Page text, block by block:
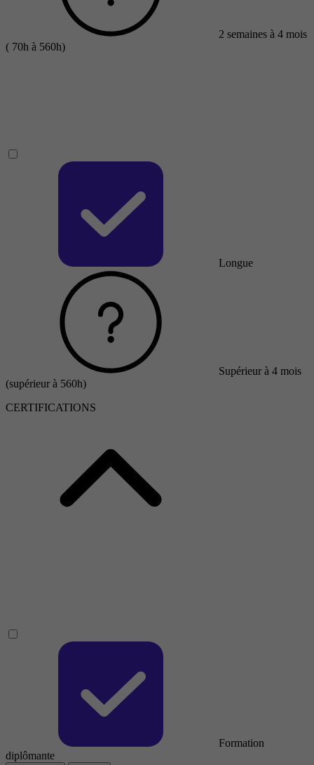
2 semaines à 4 mois
( 70h à 560h)
Longue
Supérieur à 4 mois
(supérieur à 560h)
CERTIFICATIONS
Formation
diplômante